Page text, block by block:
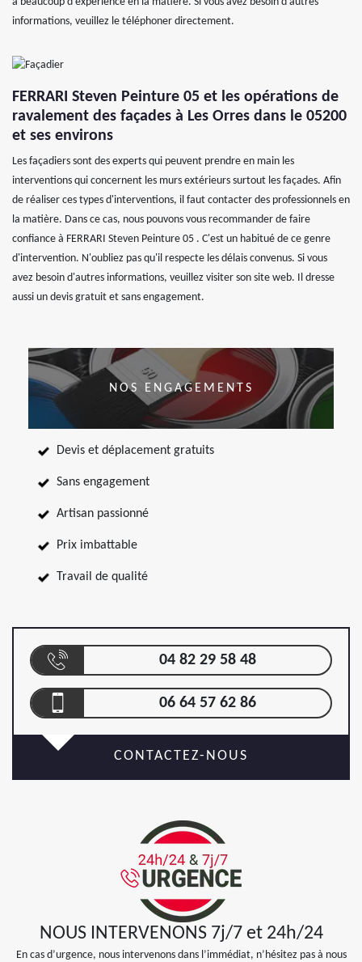
informations, veuillez le téléphoner directement.
FERRARI Steven Peinture 05 et les opérations de
ravalement des façades à Les Orres dans le 05200
et ses environs
Les façadiers sont des experts qui peuvent prendre en main les
interventions qui concernent les murs extérieurs surtout les façades. Afin
de réaliser ces types d'interventions, il faut contacter des professionnels en
la matière. Dans ce cas, nous pouvons vous recommander de faire
confiance à FERRARI Steven Peinture 05 . C'est un habitué de ce genre
d'intervention. N'oubliez pas qu'il respecte les délais convenus. Si vous
avez besoin d'autres informations, veuillez visiter son site web. Il dresse
aussi un devis gratuit et sans engagement.
NOS ENGAGEMENTS
Devis et déplacement gratuits
Sans engagement
Artisan passionné
Prix imbattable
Travail de qualité
04 82 29 58 48
06 64 57 62 86
CONTACTEZ-NOUS
NOUS INTERVENONS 7j/7 et 24h/24
En cas d’urgence, nous intervenons dans l’immédiat, n’hésitez pas à nous